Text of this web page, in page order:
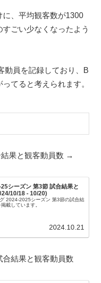
、平均観客数が1300
ごい少なくなったよう
動員を記録しており、B
てると考えられます。
果と観客動員数 →
シーズン 第3節 試合結果と
10/18 - 10/20)
2024-2025シーズン 第3節の試合結
載しています。
2024.10.21
結果と観客動員数